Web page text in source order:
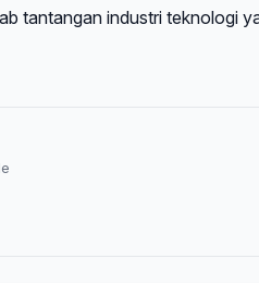
tantangan industri teknologi